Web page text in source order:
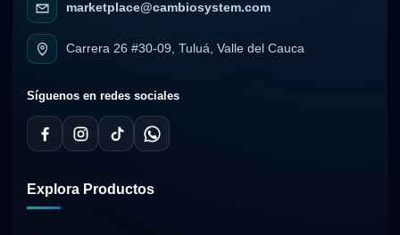
marketplace@cambiosystem.com
Carrera 26 #30-09, Tuluá, Valle del Cauca
Síguenos en redes sociales
Explora Productos